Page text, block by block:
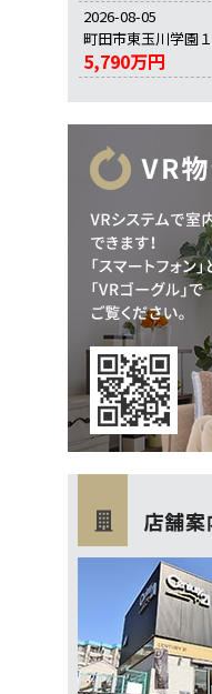
2026-08-05
町田市東玉川学園
5,790万円